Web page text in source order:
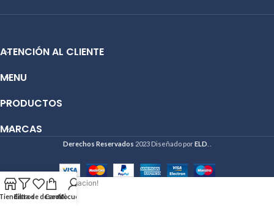
ATENCIÓN AL CLIENTE
MENU
PRODUCTOS
MARCAS
Derechos Reservados 2023 Diseñado porELD
Filtros
Lista de deseos
CarritoMi cuenta
Hola deseo mas informacion!